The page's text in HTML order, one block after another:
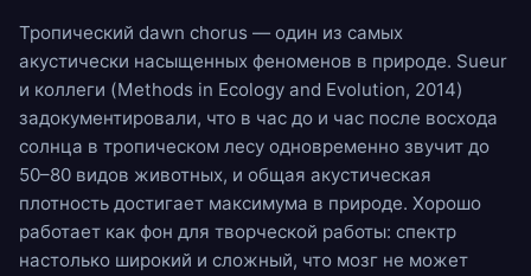
Тропический dawn chorus — один из самых
акустически насыщенных феноменов в природе. Sueur
и коллеги (Methods in Ecology and Evolution, 2014)
задокументировали, что в час до и час после восхода
солнца в тропическом лесу одновременно звучит до
50–80 видов животных, и общая акустическая
плотность достигает максимума в природе. Хорошо
работает как фон для творческой работы: спектр
настолько широкий и сложный, что мозг не может